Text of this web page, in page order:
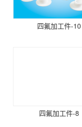
四氟加工件-10
四氟加工件-8